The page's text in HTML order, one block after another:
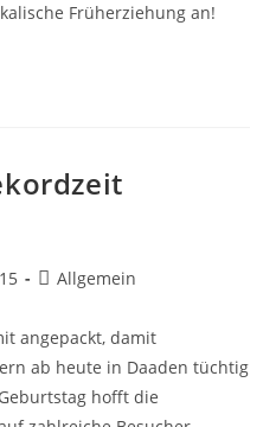
Früherziehung an!
Allgemein
angepackt, damit
ab heute in Daaden tüchtig
hofft die